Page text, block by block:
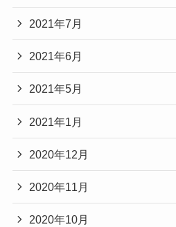
2021年7月
2021年6月
2021年5月
2021年1月
2020年12月
2020年11月
2020年10月